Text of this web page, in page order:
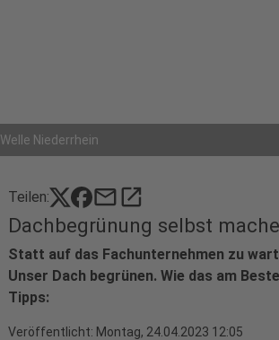
Welle Niederrhein
Teilen: mailopen_in_new
Dachbegrünung selbst
Statt auf das Fachunternehmen zu
Unser Dach begrünen. Wie das am
Tipps:
Veröffentlicht: Montag, 24.04.2023 12:05